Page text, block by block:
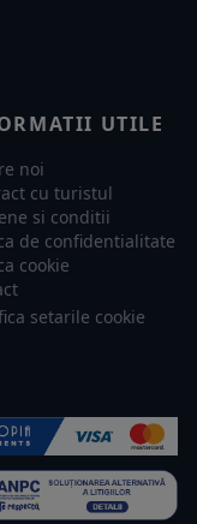
UTILE
noi
cu turistul
si conditii
de confidentialitate
cookie
setarile cookie